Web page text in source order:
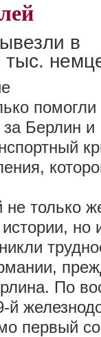
в
тыс.
помогли
Берлин и
не только
По
й
первый